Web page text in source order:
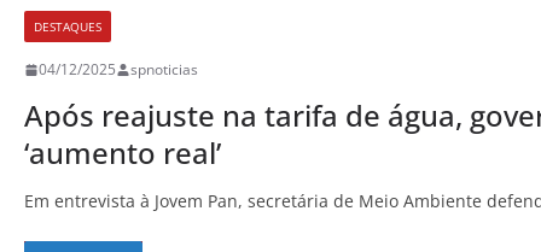
DESTAQUES
04/12/2025 spnoticias
Após reajuste na tarifa de água,
‘aumento real’
Em entrevista à Jovem Pan, secretária de Meio Ambiente